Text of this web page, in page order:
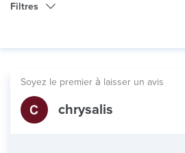
Filtres
International
Technologie
Soyez le premier à laisser un avis
chrysalis